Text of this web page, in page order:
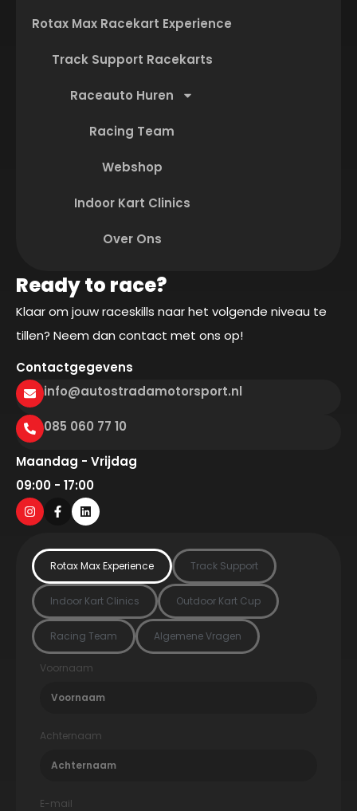
Rotax Max Racekart Experience
Track Support Racekarts
Raceauto Huren
Racing Team
Webshop
Indoor Kart Clinics
Over Ons
Ready to race?
Klaar om jouw raceskills naar het volgende niveau te
tillen? Neem dan contact met ons op!
Contactgegevens
info@autostradamotorsport.nl
085 060 77 10
Maandag - Vrijdag
09:00 - 17:00
Rotax Max Experience Track Support
Indoor Kart Clinics Outdoor Kart Cup
Racing Team Algemene Vragen
Voornaam
Achternaam
E-mail